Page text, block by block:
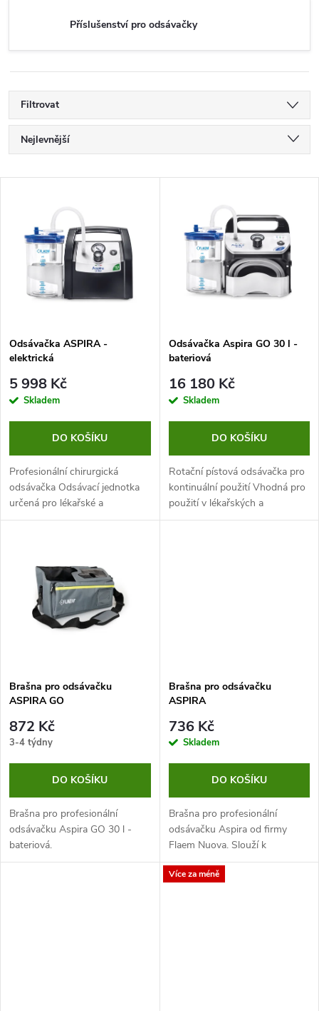
Příslušenství pro odsávačky
Filtrovat
Ř
a
p
r
o
d
u
Nejlevnější
Abecedně
s
p
r
d
u
Odsávačka ASPIRA -
elektrická
5 998 Kč
Skladem
DO KOŠÍKU
Profesionální chirurgická
odsávačka Odsávací jednotka
určená pro lékařské a
chirurgické použití. Vhodná pro
domácí péči...
Odsávačka Aspira GO 30 l -
bateriová
16 180 Kč
Skladem
DO KOŠÍKU
Rotační pístová odsávačka pro
kontinuální použití Vhodná pro
použití v lékařských a
pečovatelských zařízeních i pro
Brašna pro odsávačku
ASPIRA GO
872 Kč
3-4 týdny
DO KOŠÍKU
Brašna pro profesionální
odsávačku Aspira GO 30 l -
bateriová.
Brašna pro odsávačku
ASPIRA
736 Kč
Skladem
DO KOŠÍKU
Brašna pro profesionální
odsávačku Aspira od firmy
Flaem Nuova. Slouží k
uskladnění a přenosu tohoto
přístroje. Jedná se o kvalitní
Více za méně